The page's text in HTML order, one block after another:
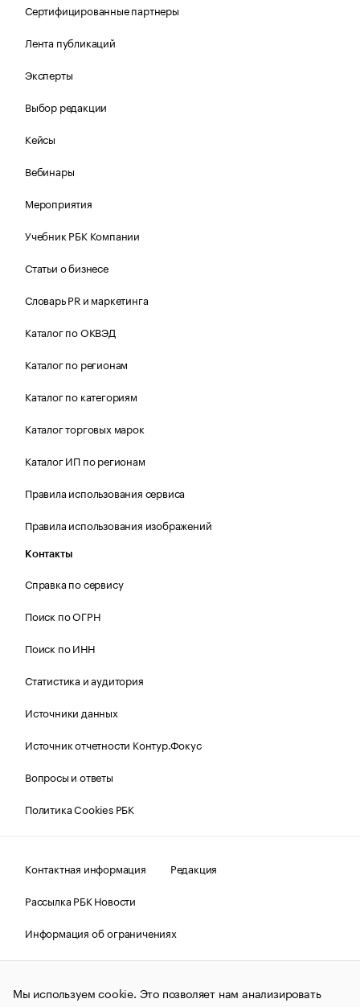
Сертифицированные партнеры
Лента публикаций
Эксперты
Выбор редакции
Кейсы
Вебинары
Мероприятия
Учебник РБК Компании
Статьи о бизнесе
Словарь PR и маркетинга
Каталог по ОКВЭД
Каталог по регионам
Каталог по категориям
Каталог торговых марок
Каталог ИП по регионам
Правила использования сервиса
Правила использования изображений
Контакты
Справка по сервису
Поиск по ОГРН
Поиск по ИНН
Статистика и аудитория
Источники данных
Источник отчетности Контур.Фокус
Вопросы и ответы
Политика Cookies РБК
Контактная информация
Редакция
Рассылка РБК Новости
Информация об ограничениях
Правовая информация
О соблюдении авторских прав
© АО «РОСБИЗНЕСКОНСАЛТИНГ»,1995–2026.Сообщения
Мы используем cookie. Это позволяет нам анализировать